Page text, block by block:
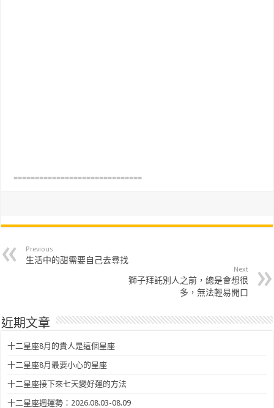
==============================
Previous
生活中的甜需要自己去尋找
Next
獅子拜託別人之前，總是會想很
多，無法輕易開口
近期文章
十二星座8月的貴人是這個星座
十二星座8月最要小心的星座
十二星座接下來七天變好運的方法
十二星座週運勢：2026.08.03-08.09